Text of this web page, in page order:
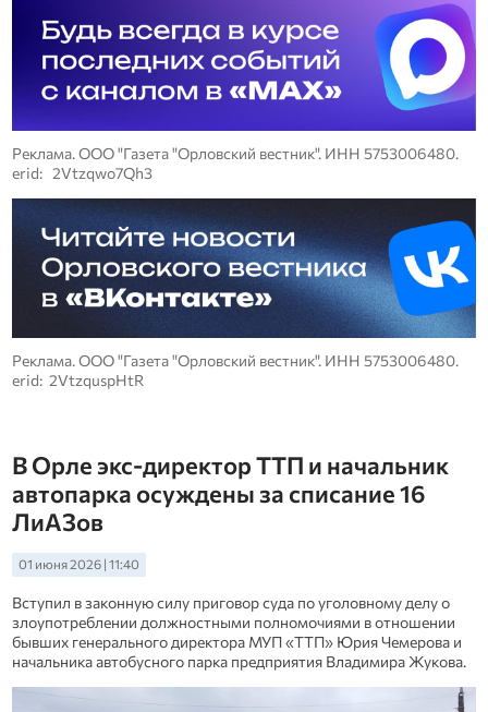
Реклама. ООО "Газета "Орловский вестник". ИНН 5753006480.
erid: 2Vtzqwo7Qh3
Реклама. ООО "Газета "Орловский вестник". ИНН 5753006480.
erid: 2VtzquspHtR
В Орле экс-директор ТТП и начальник
автопарка осуждены за списание 16
ЛиАЗов
01 июня 2026 | 11:40
Вступил в законную силу приговор суда по уголовному делу о
злоупотреблении должностными полномочиями в отношении
бывших генерального директора МУП «ТТП» Юрия Чемерова и
начальника автобусного парка предприятия Владимира Жукова.